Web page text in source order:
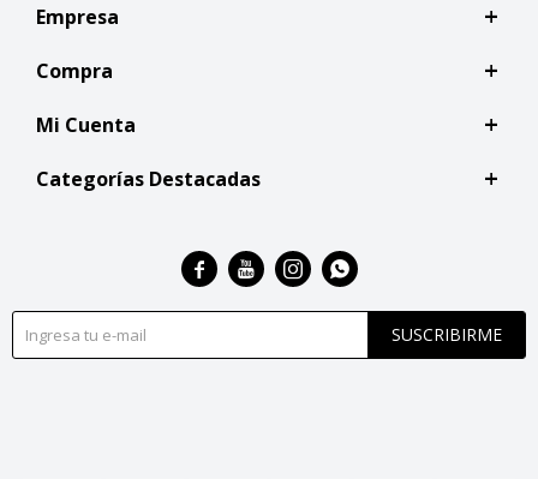
Empresa
Compra
Mi Cuenta
Categorías Destacadas
SUSCRIBIRME
   